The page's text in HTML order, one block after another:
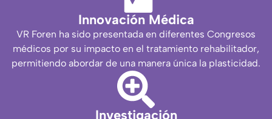
Innovación Médica
VR Foren ha sido presentada en diferentes Congresos
médicos por su impacto en el tratamiento rehabilitador,
permitiendo abordar de una manera única la plasticidad.
Investigación